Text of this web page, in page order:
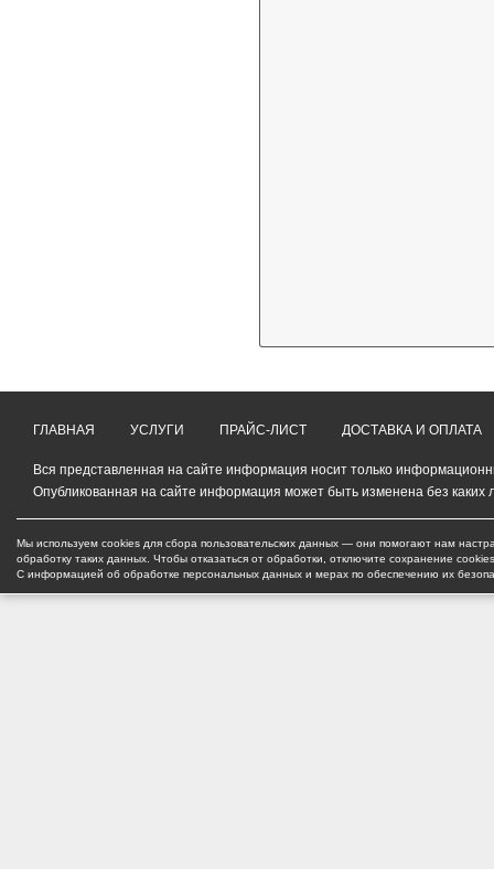
ГЛАВНАЯ УСЛУГИ ПРАЙС-ЛИСТ ДОСТАВКА И ОПЛАТА
Вся представленная на сайте информация носит только
Опубликованная на сайте информация может быть изменена без каких
Мы используем cookies для сбора пользовательских данных — они помогают нам
обработку таких данных. Чтобы отказаться от обработки, отключите сохранение
С информацией об обработке персональных данных и мерах по обеспечению их